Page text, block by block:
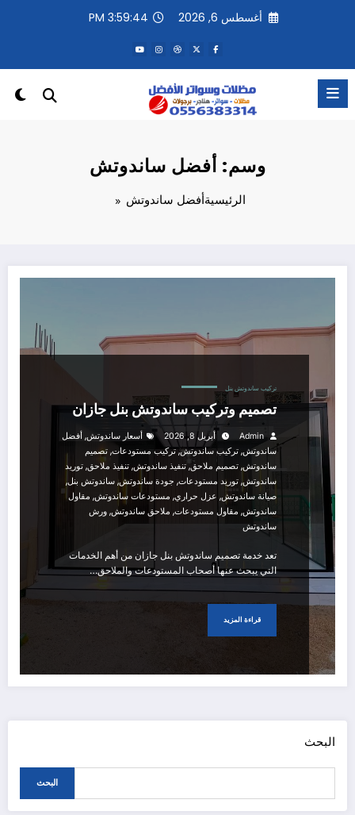
أغسطس 6, 2026 3:59:44 PM
وسم: أفضل ساندوتش
الرئيسيةأفضل ساندوتش
تركيب ساندوتش بنل
تصميم وتركيب ساندوتش بنل جازان
Admin أبريل 8, 2026 أسعار ساندوتش, أفضل
ساندوتش, تركيب ساندوتش,تركيب مستودعات, تصميم
ساندوتش, تصميم ملاحق,تنفيذ ساندوتش, تنفيذ ملاحق, توريد
ساندوتش, توريد مستودعات, جودة ساندوتش, ساندوتش بنل,
صيانة ساندوتش, عزل حراري, مستودعات ساندوتش, مقاول
ساندوتش, مقاول مستودعات, ملاحق ساندوتش, ورش
ساندوتش
تعد خدمة تصميم ساندوتش بنل جازان من أهم الخدمات
التي يبحث عنها أصحاب المستودعات والملاحق…
قراءة المزيد
البحث
البحث